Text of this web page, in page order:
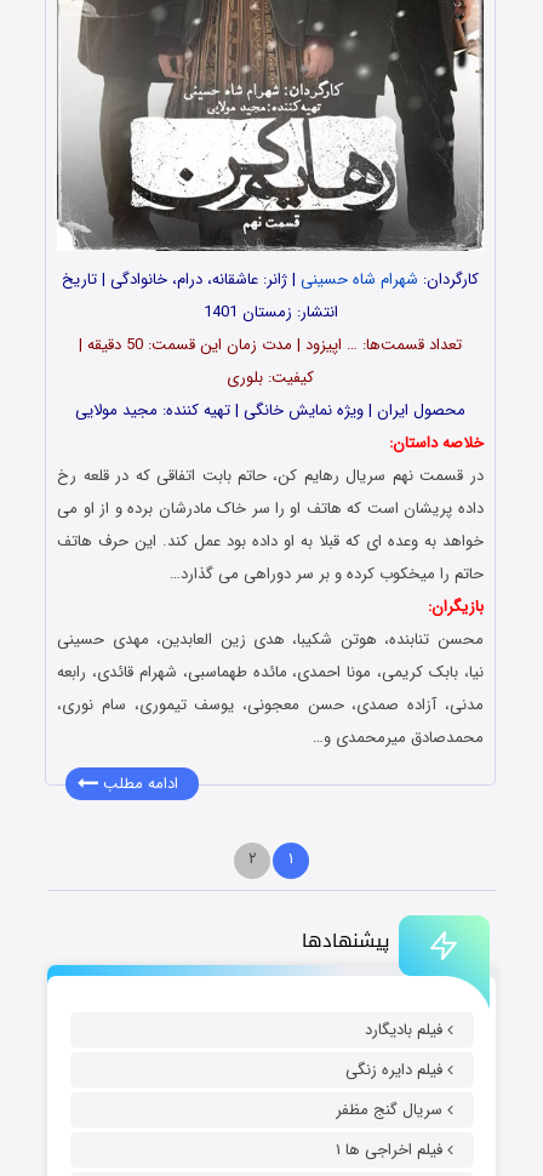
پیشنهادها
فیلم بادیگارد
فیلم دایره زنگی
سریال گنج مظفر
فیلم اخراجی ها ۱
کارگردان: شهرام شاه حسینی | ژانر: عاشقانه، درام، خانوادگی | تاریخ
انتشار: زمستان 1401
تعداد قسمت‌ها: … اپیزود | مدت زمان این قسمت: 50 دقیقه |
کیفیت: بلوری
محصول ایران | ویژه نمایش خانگی | تهیه کننده: مجید مولایی
خلاصه داستان:
در قسمت نهم سریال رهایم کن، حاتم بابت اتفاقی که در قلعه رخ
داده پریشان است که هاتف او را سر خاک مادرشان برده و از او می
خواهد به وعده ای که قبلا به او داده بود عمل کند. این حرف هاتف
حاتم را میخکوب کرده و بر سر دوراهی می گذارد…
بازیگران:
محسن تنابنده، هوتن شکیبا، هدی زین العابدین، مهدی حسینی
نیا، بابک کریمی، مونا احمدی، مائده طهماسبی، شهرام قائدی، رابعه
مدنی، آزاده صمدی، حسن معجونی، یوسف تیموری، سام نوری،
محمدصادق میرمحمدی و…
ادامه مطلب
۱ ۲